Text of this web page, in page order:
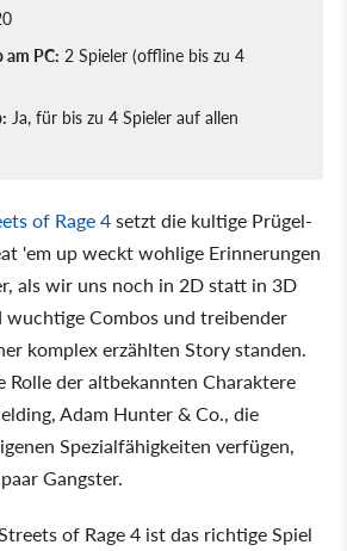
PC: 2 Spieler (offline bis zu 4
Ja, für bis zu 4 Spieler auf allen
of Rage 4setzt die kultige Prügel-
'em up weckt wohlige Erinnerungen
als wir uns noch in 2D statt in 3D
wuchtige Combos und treibender
komplex erzählten Story standen.
der altbekannten Charaktere
Adam Hunter & Co., die
Spezialfähigkeiten verfügen,
Gangster.
of Rage 4 ist das richtige Spiel